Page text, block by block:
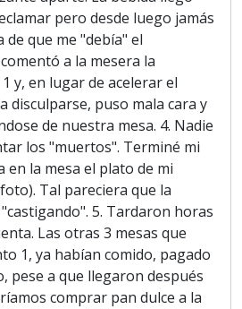
pero desde luego jamás
de que me "debía" el
a la mesera la
y, en lugar de acelerar el
disculparse, puso mala cara y
de nuestra mesa. 4. Nadie
los "muertos". Terminé mi
en la mesa el plato de mi
Tal pareciera que la
5. Tardaron horas
Las otras 3 mesas que
1, ya habían comido, pagado
pese a que llegaron después
comprar pan dulce a la